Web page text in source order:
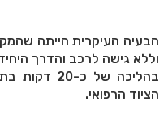
הבעיה העיקרית הייתה
וללא גישה לרכב והדרך
בהליכה של כ-
הציוד הרפואי.